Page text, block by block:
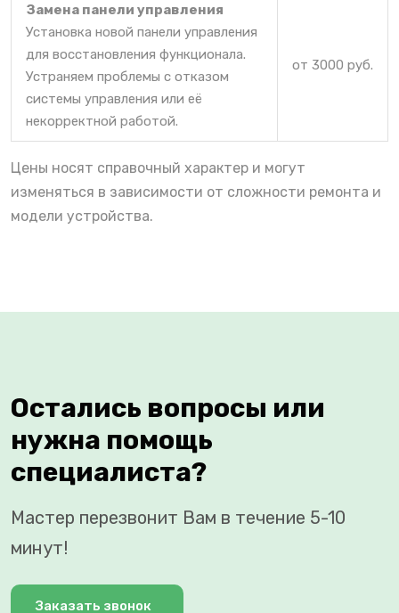
Замена панели управления
Установка новой панели управления
для восстановления функционала.
Устраняем проблемы с отказом
системы управления или её
некорректной работой.
от 3000 руб.
Цены носят справочный характер и могут
изменяться в зависимости от сложности ремонта и
модели устройства.
Остались вопросы или
нужна помощь
специалиста?
Мастер перезвонит Вам в течение 5-10
минут!
Заказать звонок